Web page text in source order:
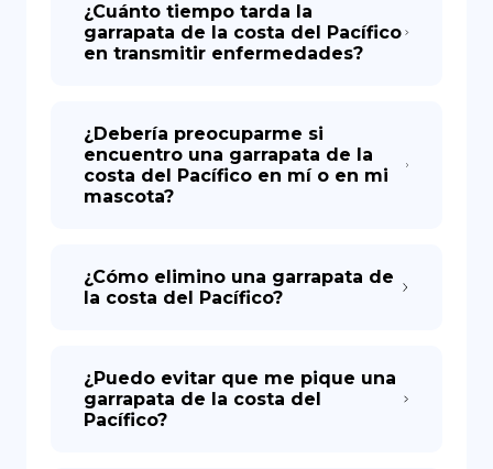
¿Cuánto tiempo tarda la
garrapata de la costa del Pacífico
en transmitir enfermedades?
¿Debería preocuparme si
encuentro una garrapata de la
costa del Pacífico en mí o en mi
mascota?
¿Cómo elimino una garrapata de
la costa del Pacífico?
¿Puedo evitar que me pique una
garrapata de la costa del
Pacífico?